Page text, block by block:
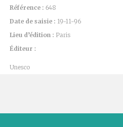
Référence : 648
Date de saisie : 19-11-96
Lieu d’édition : Paris
Éditeur :
Unesco